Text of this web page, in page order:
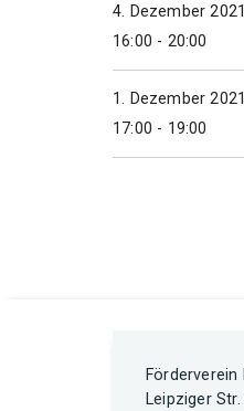
4. Dezember 2021
16:00 - 20:00
1. Dezember 2021
17:00 - 19:00
Förderverein
Leipziger